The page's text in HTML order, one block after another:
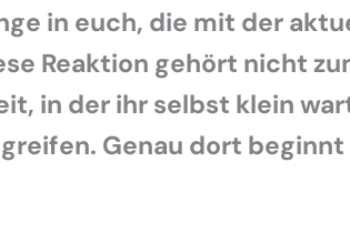
in euch, die mit der
Reaktion gehört nicht
in der ihr selbst klein
Genau dort beginnt